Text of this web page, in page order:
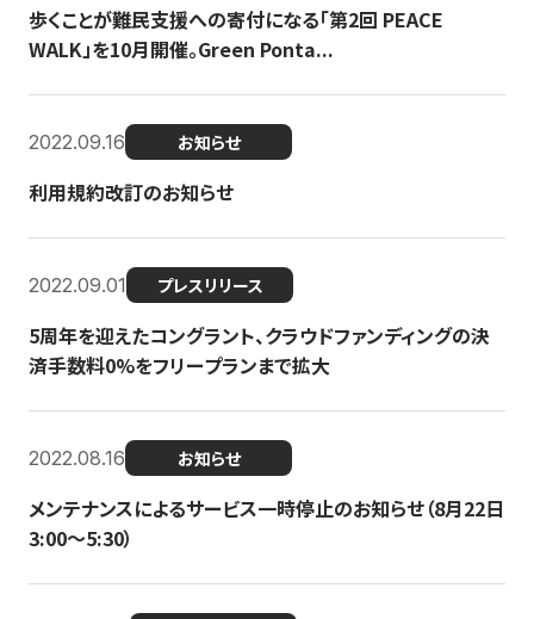
歩くことが難民支援への寄付になる「第2回 PEACE
WALK」を10月開催。Green Ponta...
2022.09.16 お知らせ
利用規約改訂のお知らせ
2022.09.01 プレスリリース
5周年を迎えたコングラント、クラウドファンディングの決
済手数料0%をフリープランまで拡大
2022.08.16 お知らせ
メンテナンスによるサービス一時停止のお知らせ（8月22日
3:00〜5:30）